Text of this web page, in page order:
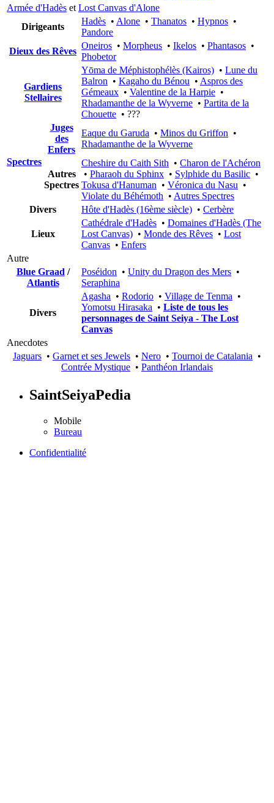
Armée d'Hadès et Lost Canvas d'Alone
Dirigeants
Hadès • Alone • Thanatos • Hypnos •
Pandore
Dieux des Rêves
Oneiros • Morpheus • Ikelos • Phantasos •
Phobetor
Gardiens
Stellaires
Yōma de Méphistophélès (Kairos) • Lune du
Balron • Kagaho du Bénou • Aspros des
Gémeaux • Valentine de la Harpie •
Rhadamanthe de la Wyverne • Partita de la
Chouette • ???
Spectres
Juges
des
Enfers
Eaque du Garuda • Minos du Griffon •
Rhadamanthe de la Wyverne
Autres
Spectres
Cheshire du Caith Sith • Charon de l'Achéron
• Pharaoh du Sphinx • Sylphide du Basilic •
Tokusa d'Hanuman • Véronica du Nasu •
Violate du Béhémoth • Autres Spectres
Divers
Hôte d'Hadès (16ème siècle) • Cerbère
Lieux
Cathédrale d'Hadès • Domaines d'Hadès (The
Lost Canvas) • Monde des Rêves • Lost
Canvas • Enfers
Autre
Blue Graad /
Atlantis
Poséidon • Unity du Dragon des Mers •
Seraphina
Divers
Agasha • Rodorio • Village de Tenma •
Yomotsu Hirasaka • Liste de tous les
personnages de Saint Seiya - The Lost
Canvas
Anecdotes
Jaguars • Garnet et ses Jewels • Nero • Tournoi de Catalania •
Contrée Mystique • Panthéon Irlandais
SaintSeiyaPedia
Mobile
Bureau
Confidentialité